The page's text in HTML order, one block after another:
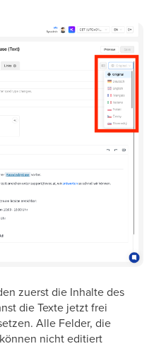
zuerst die Inhalte des
die Texte jetzt frei
Alle Felder, die
nicht editiert